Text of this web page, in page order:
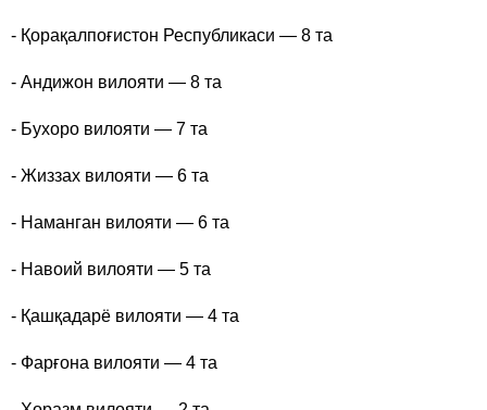
- Қорақалпоғистон Республикаси — 8 та
- Андижон вилояти — 8 та
- Бухоро вилояти — 7 та
- Жиззах вилояти — 6 та
- Наманган вилояти — 6 та
- Навоий вилояти — 5 та
- Қашқадарё вилояти — 4 та
- Фарғона вилояти — 4 та